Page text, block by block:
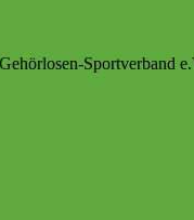
Sportverband